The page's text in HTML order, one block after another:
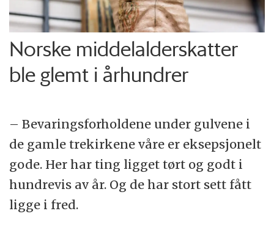
Norske middelalderskatter
ble glemt i århundrer
– Bevaringsforholdene under gulvene i
de gamle trekirkene våre er eksepsjonelt
gode. Her har ting ligget tørt og godt i
hundrevis av år. Og de har stort sett fått
ligge i fred.